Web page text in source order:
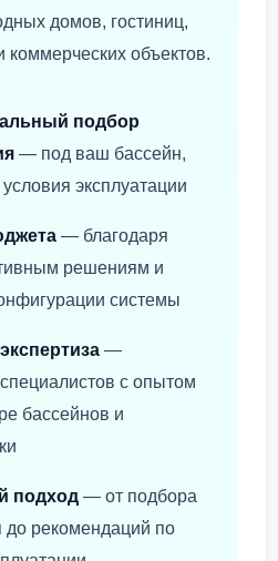
домов, гостиниц,
коммерческих объектов.
подбор
— под ваш бассейн,
эксплуатации
— благодаря
решениям и
системы
—
с опытом
бассейнов и
подход — от подбора
до рекомендаций по